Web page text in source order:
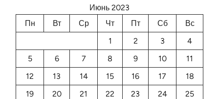
Июнь 2023
Пн
Вт Ср Чт Пт Сб
Вс
1
2 3
4
5
6 7 8 9 10
11
12
13 14 15 16 17
18
19
20 21 22 23 24
25